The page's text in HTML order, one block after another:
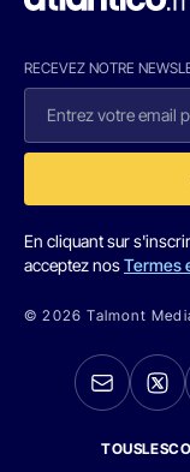
RECEVEZ NOTRE
En cliquant sur
acceptez nosTermes
© 2026 Talmont